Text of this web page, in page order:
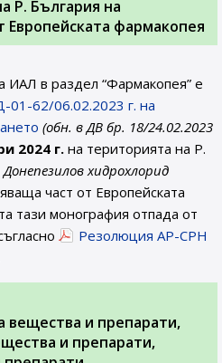
Р. България на
Европейската фармакопея
ИАЛ в раздел “Фармакопея” е
01-62/06.02.2023 г. на
(обн. в ДВ бр. 18/24.02.2023
2024 г. на територията на Р.
Донепезилов хидрохлорид
част от Европейската
тази монография отпада от
Резолюция AP-CPH
вещества и препарати,
и препарати,